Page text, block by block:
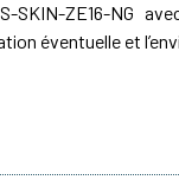
SKIN-ZE16-NG
éventuelle et